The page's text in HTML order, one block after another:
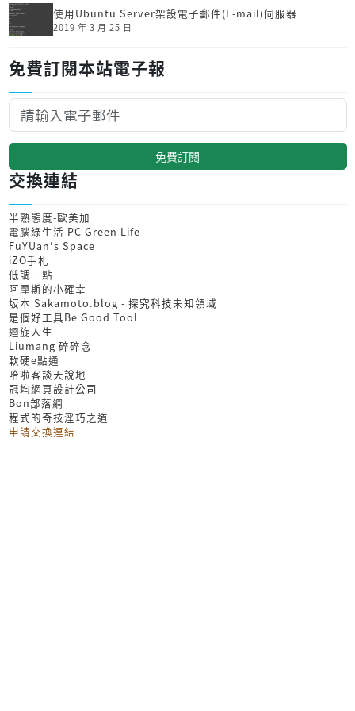
使用Ubuntu Server架設電子郵件(E-mail)伺服器
2019 年 3 月 25 日
免費訂閱本站電子報
免費訂閱
交換連結
半熟態度-歐美加
電腦綠生活 PC Green Life
FuYUan's Space
iZO手札
低調一點
阿摩斯的小確幸
坂本 Sakamoto.blog - 探究科技未知領域
是個好工具Be Good Tool
迴旋人生
Liumang 碎碎念
軟硬e點通
哈啦客談天說地
冠均網頁設計公司
Bon部落網
程式的奇技淫巧之道
申請交換連結